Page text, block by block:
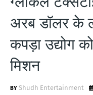
T
S
अरब डॉलर के
कपड़ा उद्योग
मिशन
Shudh Entertainment